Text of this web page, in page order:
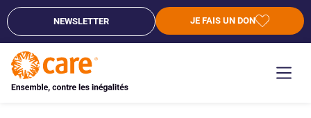
NEWSLETTER JE FAIS UN DON